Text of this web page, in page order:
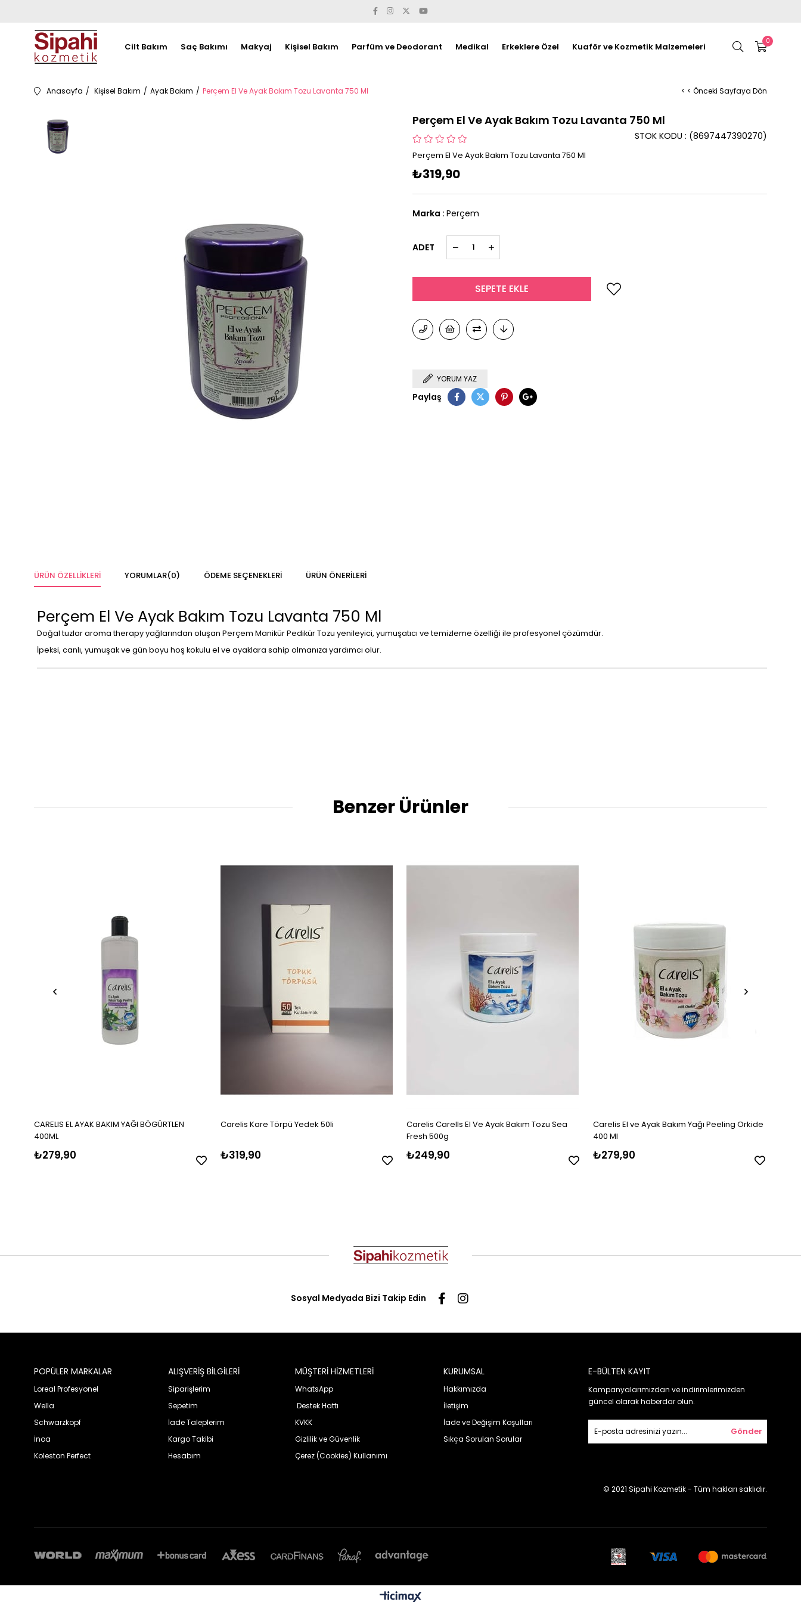
0
Cilt Bakım Saç Bakımı Makyaj Kişisel Bakım Parfüm ve Deodorant Medikal Erkeklere Özel Kuaför ve Kozmetik Malzemeleri
Anasayfa Kişisel Bakım Ayak Bakım Perçem El Ve Ayak Bakım Tozu Lavanta 750 Ml < < Önceki Sayfaya Dön
Perçem El Ve Ayak Bakım Tozu Lavanta 750 Ml
STOK KODU (8697447390270)
Perçem El Ve Ayak Bakım Tozu Lavanta 750 Ml
₺319,90
Marka : Perçem
ADET
YORUM YAZ
Paylaş
ÜRÜN ÖZELLIKLERI YORUMLAR(0) ÖDEME SEÇENEKLERI ÜRÜN ÖNERILERI
Perçem El Ve Ayak Bakım Tozu Lavanta 750 Ml
Doğal tuzlar aroma therapy yağlarından oluşan Perçem Manikür Pedikür Tozu yenileyici, yumuşatıcı ve temizleme özelliği ile profesyonel çözümdür.
İpeksi, canlı, yumuşak ve gün boyu hoş kokulu el ve ayaklara sahip olmanıza yardımcı olur.
Benzer Ürünler
CARELIS EL AYAK BAKIM YAĞI BÖGÜRTLEN
400ML
₺279,90
Carelis Kare Törpü Yedek 50li
₺319,90
Carelis Carells El Ve Ayak Bakım Tozu Sea
Fresh 500g
₺249,90
Carelis El ve Ayak Bakım Yağı Peeling Orkide
400 Ml
₺279,90
Sosyal Medyada Bizi Takip Edin
POPÜLER MARKALAR
Loreal Profesyonel
Wella
Schwarzkopf
İnoa
Koleston Perfect
ALIŞVERİŞ BİLGİLERİ
Siparişlerim
Sepetim
İade Taleplerim
Kargo Takibi
Hesabım
MÜŞTERİ HİZMETLERİ
WhatsApp
Destek Hattı
KVKK
Gizlilik ve Güvenlik
Çerez (Cookies) Kullanımı
KURUMSAL
Hakkımızda
İletişim
İade ve Değişim Koşulları
Sıkça Sorulan Sorular
E-BÜLTEN KAYIT
Kampanyalarımızdan ve indirimlerimizden
güncel olarak haberdar olun.
Gönder
© 2021 Sipahi Kozmetik - Tüm hakları saklıdır.